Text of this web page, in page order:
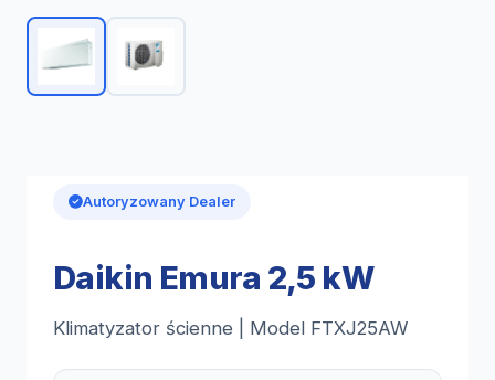
Autoryzowany Dealer
Daikin Emura 2,5 kW
Klimatyzator ścienne | Model FTXJ25AW